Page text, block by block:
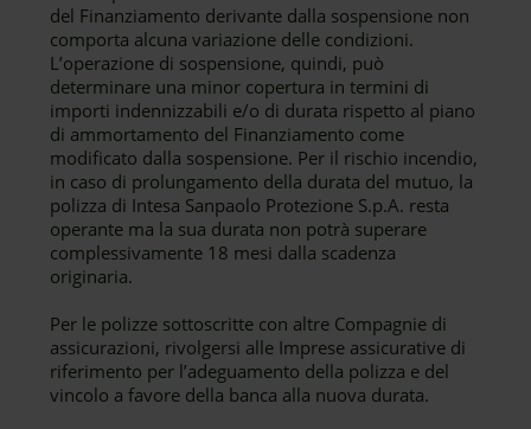
del Finanziamento derivante dalla sospensione non
comporta alcuna variazione delle condizioni.
L’operazione di sospensione, quindi, può
determinare una minor copertura in termini di
importi indennizzabili e/o di durata rispetto al piano
di ammortamento del Finanziamento come
modificato dalla sospensione. Per il rischio incendio,
in caso di prolungamento della durata del mutuo, la
polizza di Intesa Sanpaolo Protezione S.p.A. resta
operante ma la sua durata non potrà superare
complessivamente 18 mesi dalla scadenza
originaria.
Per le polizze sottoscritte con altre Compagnie di
assicurazioni, rivolgersi alle Imprese assicurative di
riferimento per l’adeguamento della polizza e del
vincolo a favore della banca alla nuova durata.